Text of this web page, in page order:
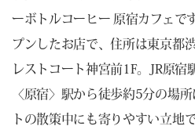
ーボトルコーヒー 原宿カフェ
プンしたお店で、住所は東京都
レストコート神宮前1F。JR原宿
〈原宿〉駅から徒歩約5分の場
トの散策中にも寄りやすい立地